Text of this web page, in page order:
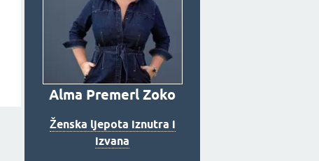
Alma Premerl Zoko
Ženska ljepota iznutra i
izvana